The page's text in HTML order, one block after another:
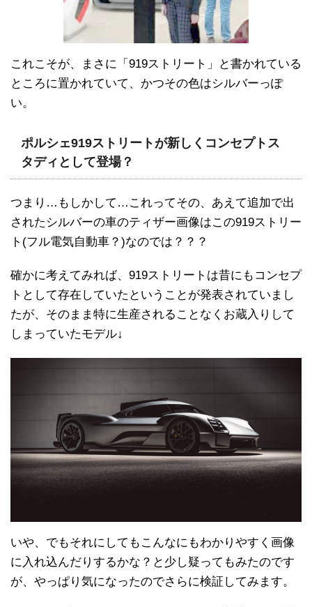
これこそが、まさに「919ストリート」と書かれている
ところに置かれていて、かつその色はシルバーっぽ
い。
ポルシェ919ストリートが新しくコンセプトス
タディとして登場？
つまり…もしかして…これってその、あえて追加で出
されたシルバーの車のティザー画像はこの919ストリー
ト(フル電気自動車？)なのでは？？？
確かに考えてみれば、919ストリートは昔にもコンセプ
トとして存在していたということが発表されていまし
たが、そのまま特に生産されることなくお蔵入りして
しまっていたモデル↓
いや、でもそれにしてもこんなにもわかりやすく画像
に入れ込んだりするかな？と少し疑ってもみたのです
が、やっぱり気になったのでさらに検証してみます。